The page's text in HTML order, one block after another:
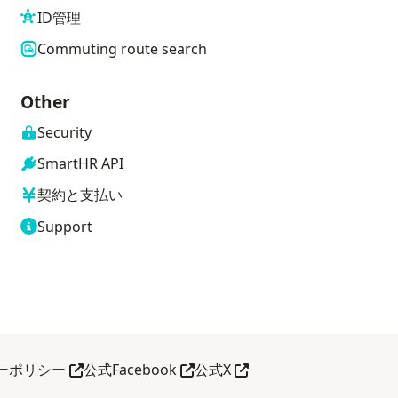
ID管理
Commuting route search
Other
Security
SmartHR API
契約と支払い
Support
tab
ポリシー Open in another tab
公式FacebookOpen in another tab
公式XOpen in another tab